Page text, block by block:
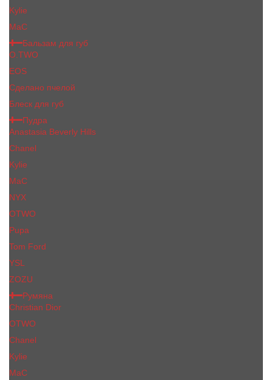
Kylie
МаС
Бальзам для губ
O.TWO
EOS
Сделано пчелой
Блеск для губ
Пудра
Anastasia Beverly Hills
Chanel
Kylie
MaC
NYX
OTWO
Pupa
Tom Ford
YSL
ZOZU
Румяна
Christian Dior
OTWO
Сhanеl
Kylie
MaC